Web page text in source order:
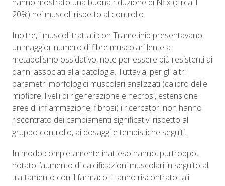
20%) nei muscoli rispetto al controllo.
Inoltre, i muscoli trattati con Trametinib presentavano
un maggior numero di fibre muscolari lente a
metabolismo ossidativo, note per essere più resistenti ai
danni associati alla patologia. Tuttavia, per gli altri
parametri morfologici muscolari analizzati (calibro delle
miofibre, livelli di rigenerazione e necrosi, estensione
aree di infiammazione, fibrosi) i ricercatori non hanno
riscontrato dei cambiamenti significativi rispetto al
gruppo controllo, ai dosaggi e tempistiche seguiti.
In modo completamente inatteso hanno, purtroppo,
notato l’aumento di calcificazioni muscolari in seguito al
trattamento con il farmaco. Hanno riscontrato tali